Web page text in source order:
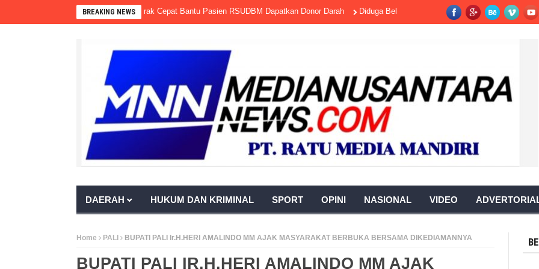
BREAKING NEWS
Agung Gandeng Komunitas, Gerak Cepat Bantu Pasien RSUDBM Dapatkan Donor Darah Diduga Belum Kantongi Izin Lengkap, PKS Talang Ubi
DAERAH HUKUM DAN KRIMINAL SPORT OPINI NASIONAL VIDEO
Home PALI BUPATI PALI Ir.H.HERI AMALINDO MM AJAK MASYARAKAT BERBUKA BERSAMA DIKEDIAMANNYA
BUPATI PALI IR.H.HERI AMALINDO MM AJAK